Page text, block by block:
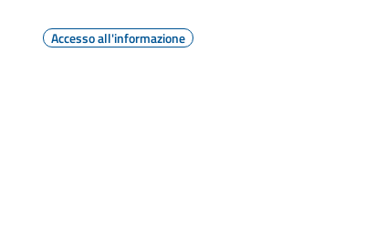
Accesso all'informazione